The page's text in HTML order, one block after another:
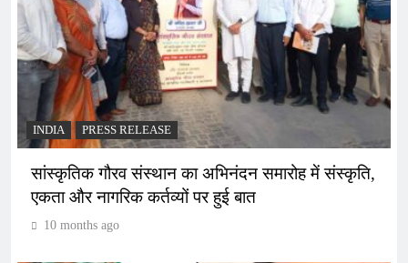
INDIA PRESS RELEASE
सांस्कृतिक गौरव संस्थान का अभिनंदन समारोह में संस्कृति,
एकता और नागरिक कर्तव्यों पर हुई बात
10 months ago